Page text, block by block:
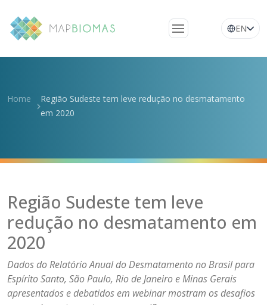
Notícias
EN
Home
Região Sudeste tem leve redução no desmatamento
em 2020
Região Sudeste tem leve
redução no desmatamento em
2020
Dados do Relatório Anual do Desmatamento no Brasil para
Espírito Santo, São Paulo, Rio de Janeiro e Minas Gerais
apresentados e debatidos em webinar mostram os desafios